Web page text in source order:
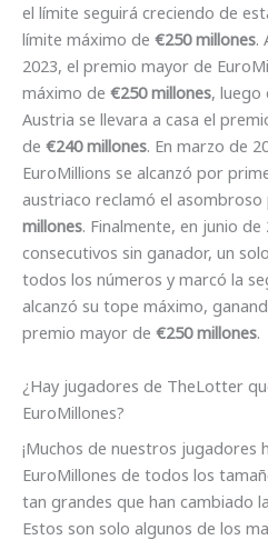
el límite seguirá creciendo de
límite máximo de €250 millones.
2023, el premio mayor de
máximo de €250 millones, luego
Austria se llevara a casa el
de €240 millones. En marzo de
EuroMillions se alcanzó por
austriaco reclamó el
millones. Finalmente, en junio
consecutivos sin ganador, un
todos los números y marcó la
alcanzó su tope máximo,
premio mayor de €250 millones.
¿Hay jugadores de TheLotter
EuroMillones?
¡Muchos de nuestros jugadores
EuroMillones de todos los
tan grandes que han cambiado
Estos son solo algunos de los